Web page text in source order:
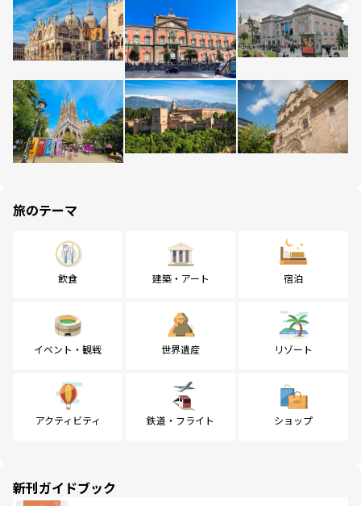
旅のテーマ
飲食 建築・アート 宿泊
イベント・観戦 世界遺産 リゾート
アクティビティ 鉄道・フライト ショップ
新刊ガイドブック